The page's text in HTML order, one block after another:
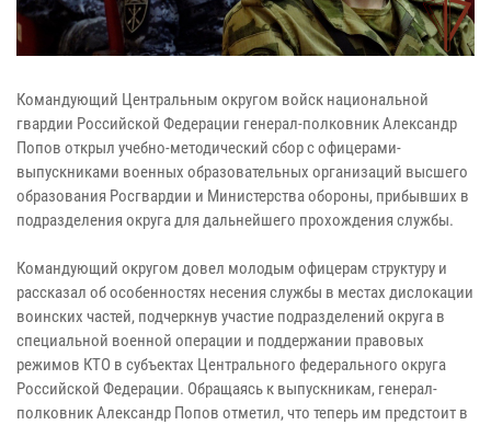
Командующий Центральным округом войск национальной
гвардии Российской Федерации генерал-полковник Александр
Попов открыл учебно-методический сбор с офицерами-
выпускниками военных образовательных организаций высшего
образования Росгвардии и Министерства обороны, прибывших в
подразделения округа для дальнейшего прохождения службы.
Командующий округом довел молодым офицерам структуру и
рассказал об особенностях несения службы в местах дислокации
воинских частей, подчеркнув участие подразделений округа в
специальной военной операции и поддержании правовых
режимов КТО в субъектах Центрального федерального округа
Российской Федерации. Обращаясь к выпускникам, генерал-
полковник Александр Попов отметил, что теперь им предстоит в